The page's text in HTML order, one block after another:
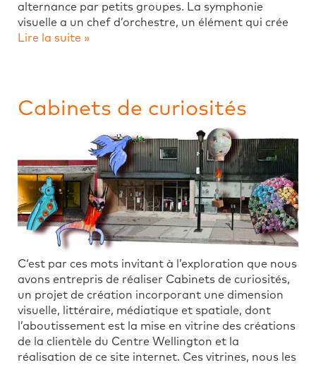
alternance par petits groupes. La symphonie
visuelle a un chef d’orchestre, un élément qui crée
Lire la suite »
Cabinets de curiosités
C‘est par ces mots invitant à l’exploration que nous
avons entrepris de réaliser Cabinets de curiosités,
un projet de création incorporant une dimension
visuelle, littéraire, médiatique et spatiale, dont
l’aboutissement est la mise en vitrine des créations
de la clientèle du Centre Wellington et la
réalisation de ce site internet. Ces vitrines, nous les